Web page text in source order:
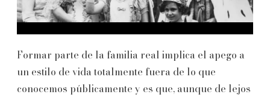
Formar parte de la familia real implica el apego a
un estilo de vida totalmente fuera de lo que
conocemos públicamente y es que, aunque de lejos